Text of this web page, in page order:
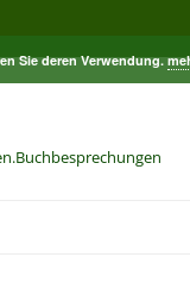
Sie deren Verwendung.